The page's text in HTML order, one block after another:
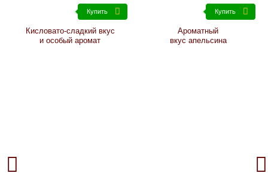
Купить
Кисловато-сладкий вкус
и особый аромат
Купить
Ароматный
вкус апельсина